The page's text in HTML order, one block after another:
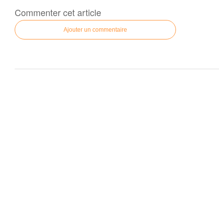
Commenter cet article
Ajouter un commentaire